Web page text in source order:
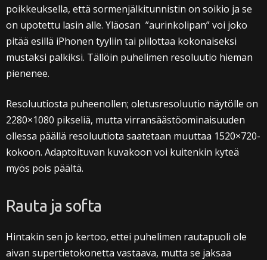
poikkeuksella, että sormenjälkitunnistin on soikio ja se
on upotettu lasin alle. Yläosan ”aurinkolipan” voi joko
pitää esillä iPhonen tyyliin tai piilottaa kokonaiseksi
mustaksi palkiksi. Tällöin puhelimen resoluutio hieman
pienenee.
Resoluutiosta puheenollen; oletusresoluutio näytölle on
2280×1080 pikseliä, mutta virransäästöominaisuuden
ollessa päällä resoluutiota saatetaan muuttaa 1520×720-
kokoon. Adaptoituvan kuvakoon voi kuitenkin kyteä
myös pois päältä.
Rauta ja softa
Hintakin sen jo kertoo, ettei puhelimen rautapuoli ole
aivan supertietokonetta vastaava, mutta se jaksaa